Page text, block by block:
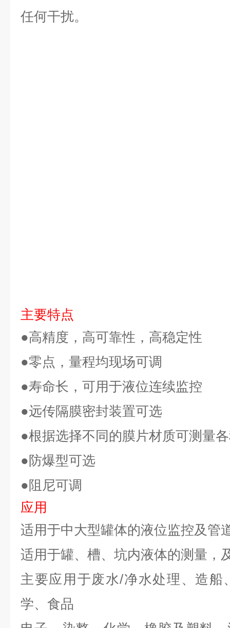
任何干扰。
主要特点
●高精度，高可靠性，高稳定性
●零点，量程均现场可调
●寿命长，可用于液位连续监控
●远传隔膜密封装置可选
●根据选择不同的膜片材质可测量
●防爆型可选
●阻尼可调
应用
适用于中大型罐体的液位监控及管
适用于罐、槽、坑内液体的测量，
主要应用于废水/净水处理、造船
学、食品